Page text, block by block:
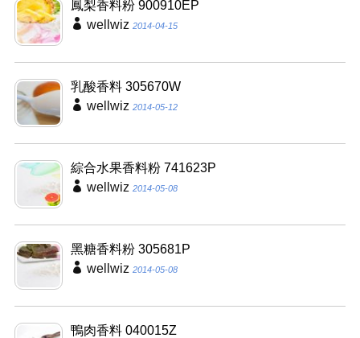
鳳梨香料粉 900910EP
wellwiz 2014-04-15
乳酸香料 305670W
wellwiz 2014-05-12
綜合水果香料粉 741623P
wellwiz 2014-05-08
黑糖香料粉 305681P
wellwiz 2014-05-08
鴨肉香料 040015Z